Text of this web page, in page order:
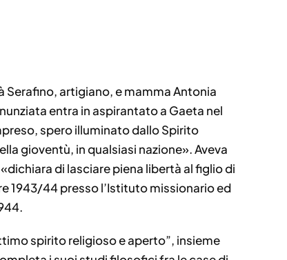
Serafino, artigiano, e mamma Antonia
entra in aspirantato a Gaeta nel
spero illuminato dallo Spirito
gioventù, in qualsiasi nazione». Aveva
di lasciare piena libertà al figlio di
1943/44 presso l’Istituto missionario ed
spirito religioso e aperto”, insieme